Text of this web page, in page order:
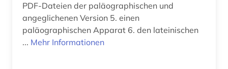
didaktik (1)
didaktik der deutschen sprache (1)
PDF-Dateien der paläographischen und
angeglichenen Version 5. einen
paläographischen Apparat 6. den lateinischen
... Mehr Informationen